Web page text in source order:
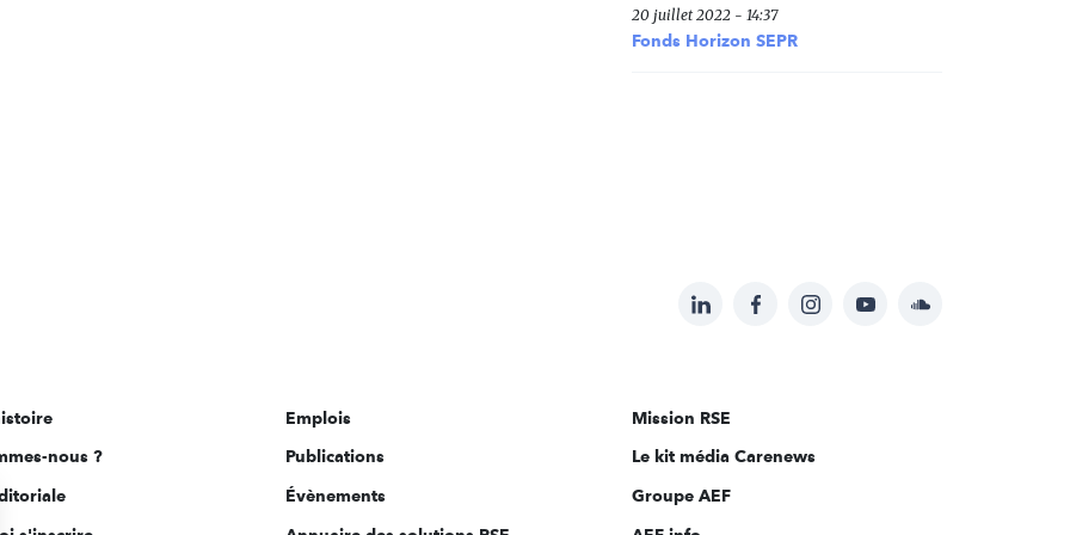
20 juillet 2022 - 14:37
Fonds Horizon SEPR
Suivez-
sur:
LinkedInFacebookInstagramYouTubeSoundcloud
nous ?
Emplois
Publications
Évènements
Mission RSE
Le kit média Carenews
Groupe AEF